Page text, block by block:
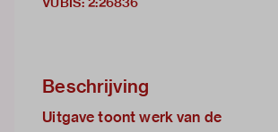
Beschrijving
Uitgave toont werk van de